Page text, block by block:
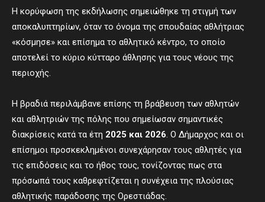
Η κορύφωση της εκδήλωσης σημειώθηκε τη στιγμή των
αποκαλυπτηρίων, όταν το όνομα της σπουδαίας αθλήτριας
«κόσμησε» και επίσημα το αθλητικό κέντρο, το οποίο
αποτελεί το κύριο κύτταρο άθλησης για τους νέους της
περιοχής.
Η βραδιά περιλάμβανε επίσης τη βράβευση των αθλητών
και αθλητριών της πόλης που σημείωσαν σημαντικές
διακρίσεις κατά τα έτη 2025 και 2026. Ο Δήμαρχος και οι
επίσημοι προσκεκλημένοι συνεχάρησαν τους αθλητές για
τις επιδόσεις και το ήθος τους, τονίζοντας πως στα
πρόσωπά τους καθρεφτίζεται η συνέχεια της πλούσιας
αθλητικής παράδοσης της Ορεστιάδας.